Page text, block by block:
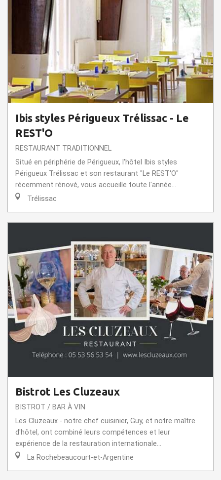
Ibis styles Périgueux Trélissac - Le
REST'O
RESTAURANT TRADITIONNEL
Situé en périphérie de Périgueux, l'hôtel Ibis styles
Périgueux Trélissac et son restaurant "Le REST'O"
récemment rénové, vous accueille toute l'année...
Trélissac
Bistrot Les Cluzeaux
BISTROT / BAR À VIN
Les Cluzeaux - notre chef cuisinier, Guy, et notre maître
d'hôtel, ont combiné leurs compétences et leur
expérience de la restauration internationale...
La Rochebeaucourt-et-Argentine